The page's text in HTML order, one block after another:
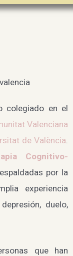
colegiado en el
Valenciana
de València
Cognitivo-
por la
experiencia
duelo,
que han